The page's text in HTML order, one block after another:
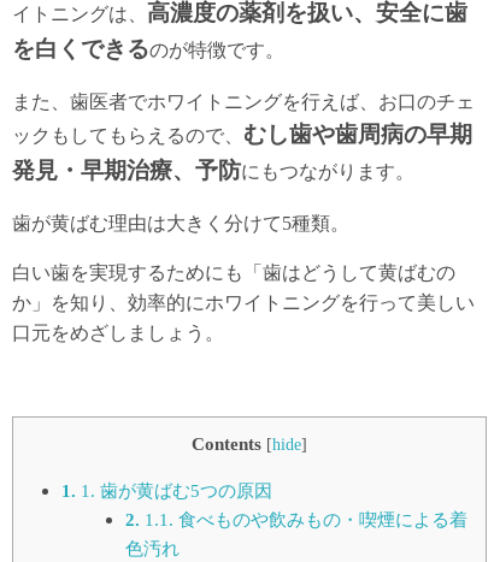
イトニングは、 高濃度の薬剤を扱い、安全に歯
を白くできるのが特徴です。
また、歯医者でホワイトニングを行えば、お口のチェ
ックもしてもらえるので、 むし歯や歯周病の早期
発見・早期治療、予防にもつながります。
歯が黄ばむ理由は大きく分けて5種類。
白い歯を実現するためにも「歯はどうして黄ばむの
か」を知り、効率的にホワイトニングを行って美しい
口元をめざしましょう。
Contents [hide]
1. 歯が黄ばむ5つの原因
1.1. 食べものや飲みもの・喫煙による着
色汚れ